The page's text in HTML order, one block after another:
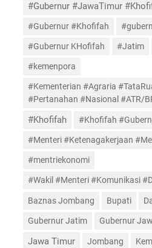
#Gubernur #JawaTimur
#Gubernur #Khofifah
#Gubernur KHofifah #Jatim
#kemenpora
#Kementerian #Agraria
#Pertanahan #Nasional #ATR/
#Khofifah #Khofifah
#Menteri #Ketenagakerjaan
#mentriekonomi
#Wakil #Menteri #Komunikasi
Baznas Jombang Bupati
Gubernur Jatim Gubernur
Jawa Timur Jombang